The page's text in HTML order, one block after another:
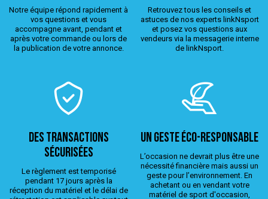
Notre équipe répond rapidement à
vos questions et vous
accompagne avant, pendant et
après votre commande ou lors de
la publication de votre annonce.
Retrouvez tous les conseils et
astuces de nos experts linkNsport
et posez vos questions aux
vendeurs via la messagerie interne
de linkNsport.
Des transactions
sécurisées
Le règlement est temporisé
pendant 17 jours après la
réception du matériel et le délai de
Un geste éco-responsable
L’occasion ne devrait plus être une
nécessité financière mais aussi un
geste pour l’environnement. En
achetant ou en vendant votre
matériel de sport d'occasion,